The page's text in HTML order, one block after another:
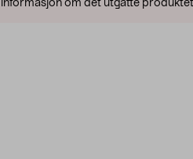
informasjon om det utgåtte